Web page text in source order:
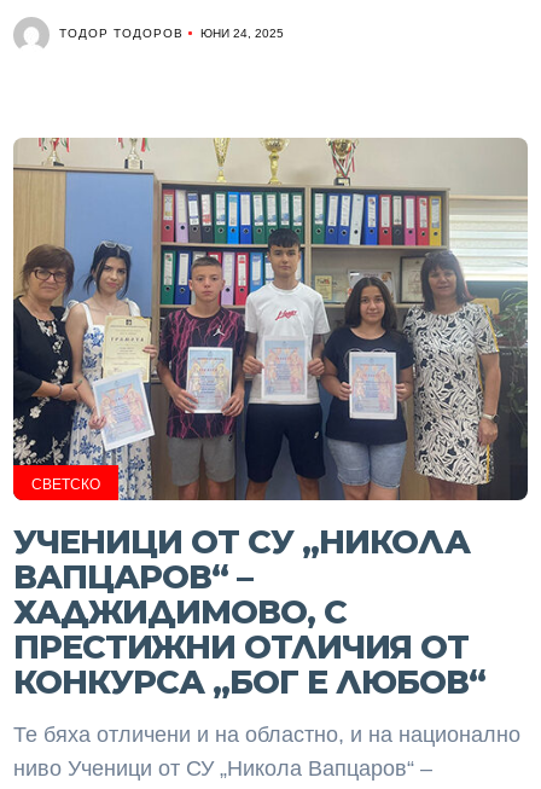
ТОДОР ТОДОРОВ ЮНИ 24, 2025
СВЕТСКО
УЧЕНИЦИ ОТ СУ „НИКОЛА
ВАПЦАРОВ“ –
ХАДЖИДИМОВО, С
ПРЕСТИЖНИ ОТЛИЧИЯ ОТ
КОНКУРСА „БОГ Е ЛЮБОВ“
Те бяха отличени и на областно, и на национално
ниво Ученици от СУ „Никола Вапцаров“ –